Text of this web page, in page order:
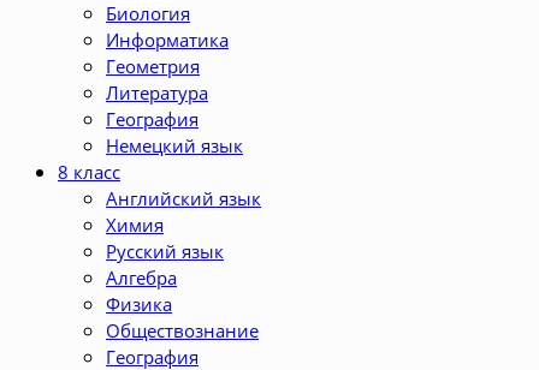
Биология
Информатика
Геометрия
Литература
География
Немецкий язык
8 класс
Английский язык
Химия
Русский язык
Алгебра
Физика
Обществознание
География